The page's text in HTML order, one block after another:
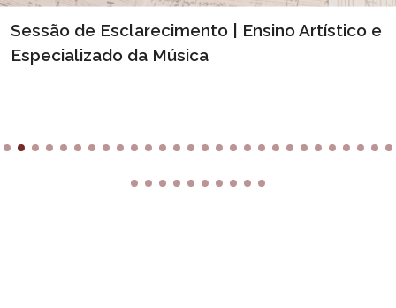
Sessão de Esclarecimento | Ensino Artístico e
Especializado da Música